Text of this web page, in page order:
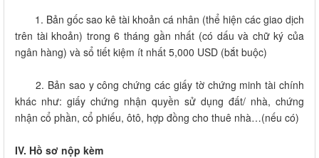
1. Bản gốc sao kê tài khoản cá nhân (thể hiện các giao dịch
trên tài khoản) trong 6 tháng gần nhất (có dấu và chữ ký của
ngân hàng) và sổ tiết kiệm ít nhất 5,000 USD (bắt buộc)
2. Bản sao y công chứng các giấy tờ chứng minh tài chính
khác như: giấy chứng nhận quyền sử dụng đất/ nhà, chứng
nhận cổ phần, cổ phiếu, ôtô, hợp đồng cho thuê nhà…(nếu có)
IV. Hồ sơ nộp kèm